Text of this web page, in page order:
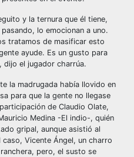
y la ternura que él tiene,
lo emocionan a uno.
tratamos de masificar esto
ayude. Es un gusto para
dijo el jugador charrúa.
la madrugada había llovido en
para que la gente no llegase
de Claudio Olate,
Medina -El indio-, quién
gripal, aunque asistió al
Vicente Ángel, un charro
pero, el susto se